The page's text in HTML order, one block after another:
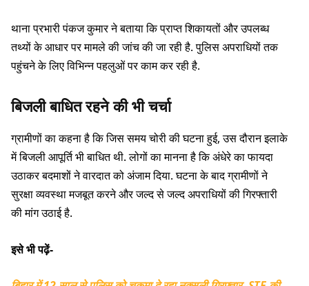
थाना प्रभारी पंकज कुमार ने बताया कि प्राप्त शिकायतों और उपलब्ध
तथ्यों के आधार पर मामले की जांच की जा रही है. पुलिस अपराधियों तक
पहुंचने के लिए विभिन्न पहलुओं पर काम कर रही है.
बिजली बाधित रहने की भी चर्चा
ग्रामीणों का कहना है कि जिस समय चोरी की घटना हुई, उस दौरान इलाके
में बिजली आपूर्ति भी बाधित थी. लोगों का मानना है कि अंधेरे का फायदा
उठाकर बदमाशों ने वारदात को अंजाम दिया. घटना के बाद ग्रामीणों ने
सुरक्षा व्यवस्था मजबूत करने और जल्द से जल्द अपराधियों की गिरफ्तारी
की मांग उठाई है.
इसे भी पढ़ें-